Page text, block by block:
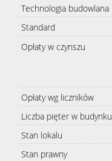
Technologia budowlana
Standard
Opłaty w czynszu
Opłaty wg liczników
Liczba pięter w budynku
Stan lokalu
Stan prawny